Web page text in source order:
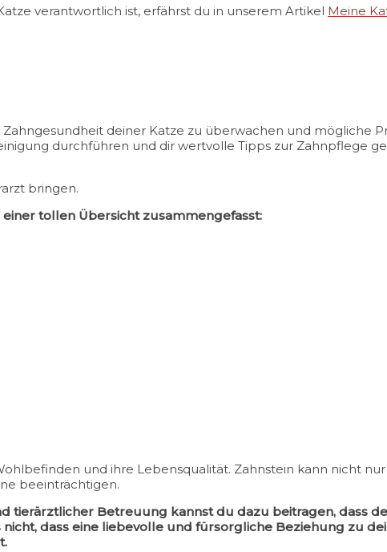
verantwortlich ist, erfährst du in unserem Artikel Meine
deiner Katze zu überwachen und mögliche
durchführen und dir wertvolle Tipps zur Zahnpflege
bringen.
tollen Übersicht zusammengefasst:
und ihre Lebensqualität. Zahnstein kann nicht nur
beeinträchtigen.
Betreuung kannst du dazu beitragen, dass
dass eine liebevolle und fürsorgliche Beziehung zu